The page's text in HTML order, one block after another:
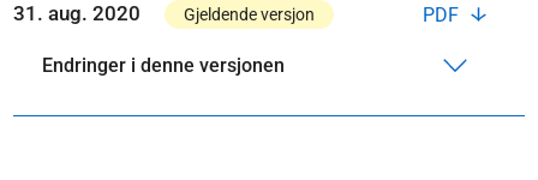
PDF
31. aug. 2020 Gjeldende versjon
Endringer i denne versjonen